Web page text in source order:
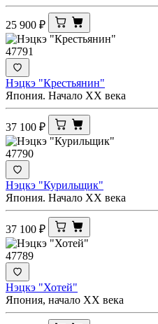
25 900 ₽
47791
Нэцкэ "Крестьянин"
Япония. Начало XX века
37 100 ₽
47790
Нэцкэ "Курильщик"
Япония. Начало XX века
37 100 ₽
47789
Нэцкэ "Хотей"
Япония, начало ХХ века